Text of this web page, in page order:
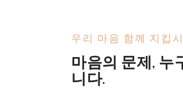
우리 마음 함께 지킵
마음의 문제, 누
니다.